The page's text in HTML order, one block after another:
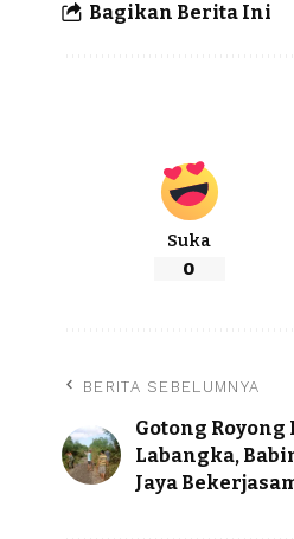
Bagikan Berita Ini
Suka
0
BERITA SEBELUMNYA
Gotong
Labangka,
Jaya